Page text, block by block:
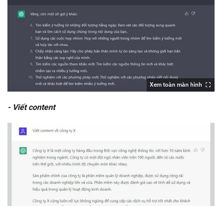
Xem toàn màn hình
- Viết content